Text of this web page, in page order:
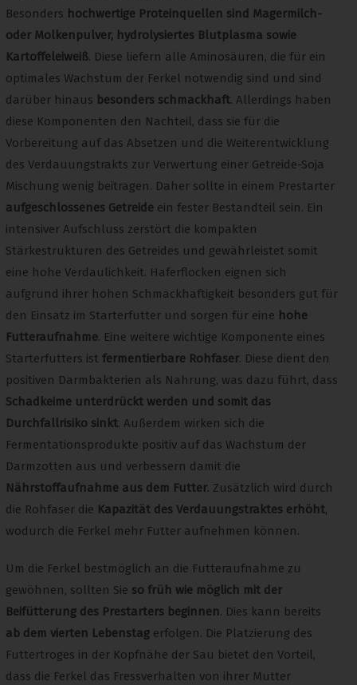
Besonders hochwertige Proteinquellen sind Magermilch-
oder Molkenpulver, hydrolysiertes Blutplasma sowie
Kartoffeleiweiß. Diese liefern alle Aminosäuren, die für ein
optimales Wachstum der Ferkel notwendig sind und sind
darüber hinaus besonders schmackhaft. Allerdings haben
diese Komponenten den Nachteil, dass sie für die
Vorbereitung auf das Absetzen und die Weiterentwicklung
des Verdauungstrakts zur Verwertung einer Getreide-Soja
Mischung wenig beitragen. Daher sollte in einem Prestarter
aufgeschlossenes Getreideein fester Bestandteil sein. Ein
intensiver Aufschluss zerstört die kompakten
Stärkestrukturen des Getreides und gewährleistet somit
eine hohe Verdaulichkeit. Haferflocken eignen sich
aufgrund ihrer hohen Schmackhaftigkeit besonders gut für
den Einsatz im Starterfutter und sorgen für eine hohe
Futteraufnahme. Eine weitere wichtige Komponente eines
Starterfutters ist fermentierbare Rohfaser. Diese dient den
positiven Darmbakterien als Nahrung, was dazu führt, dass
Schadkeime unterdrückt werden und somit das
Durchfallrisiko sinkt. Außerdem wirken sich die
Fermentationsprodukte positiv auf das Wachstum der
Darmzotten aus und verbessern damit die
Nährstoffaufnahme aus dem Futter. Zusätzlich wird durch
die Rohfaser die Kapazität des Verdauungstraktes erhöht,
wodurch die Ferkel mehr Futter aufnehmen können.
Um die Ferkel bestmöglich an die Futteraufnahme zu
gewöhnen, sollten Sie so früh wie möglich mit der
Beifütterung des Prestarters beginnen. Dies kann bereits
ab dem vierten Lebenstagerfolgen. Die Platzierung des
Futtertroges in der Kopfnähe der Sau bietet den Vorteil,
dass die Ferkel das Fressverhalten von ihrer Mutter